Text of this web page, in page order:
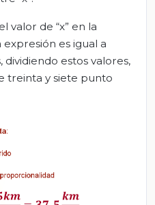
valor de “x” en la
es igual a
estos valores,
treinta y siete punto